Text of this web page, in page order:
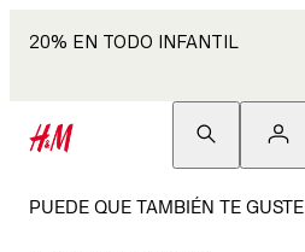
20% EN TODO INFANTIL
PUEDE QUE TAMBIÉN TE GUSTE